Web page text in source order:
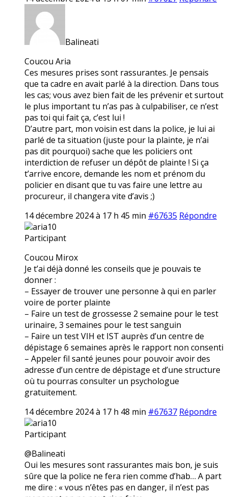
Balineati
Coucou Aria
Ces mesures prises sont rassurantes. Je pensais
que ta cadre en avait parlé à la direction. Dans tous
les cas; vous avez bien fait de les prévenir et surtout
le plus important tu n’as pas à culpabiliser, ce n’est
pas toi qui fait ça, c’est lui !
D’autre part, mon voisin est dans la police, je lui ai
parlé de ta situation (juste pour la plainte, je n’ai
pas dit pourquoi) sache que les policiers ont
interdiction de refuser un dépôt de plainte ! Si ça
t’arrive encore, demande les nom et prénom du
policier en disant que tu vas faire une lettre au
procureur, il changera vite d’avis ;)
14 décembre 2024 à 17 h 45 min #67635 Répondre
aria10
Participant
Coucou Mirox
Je t’ai déjà donné les conseils que je pouvais te
donner :
– Essayer de trouver une personne à qui en parler
voire de porter plainte
– Faire un test de grossesse 2 semaine pour le test
urinaire, 3 semaines pour le test sanguin
– Faire un test VIH et IST auprès d’un centre de
dépistage 6 semaines après le rapport non consenti
– Appeler fil santé jeunes pour pouvoir avoir des
adresse d’un centre de dépistage et d’une structure
où tu pourras consulter un psychologue
gratuitement.
14 décembre 2024 à 17 h 48 min #67637 Répondre
aria10
Participant
@Balineati
Oui les mesures sont rassurantes mais bon, je suis
sûre que la police ne fera rien comme d’hab… A part
me dire : « vous n’êtes pas en danger, il n’est pas